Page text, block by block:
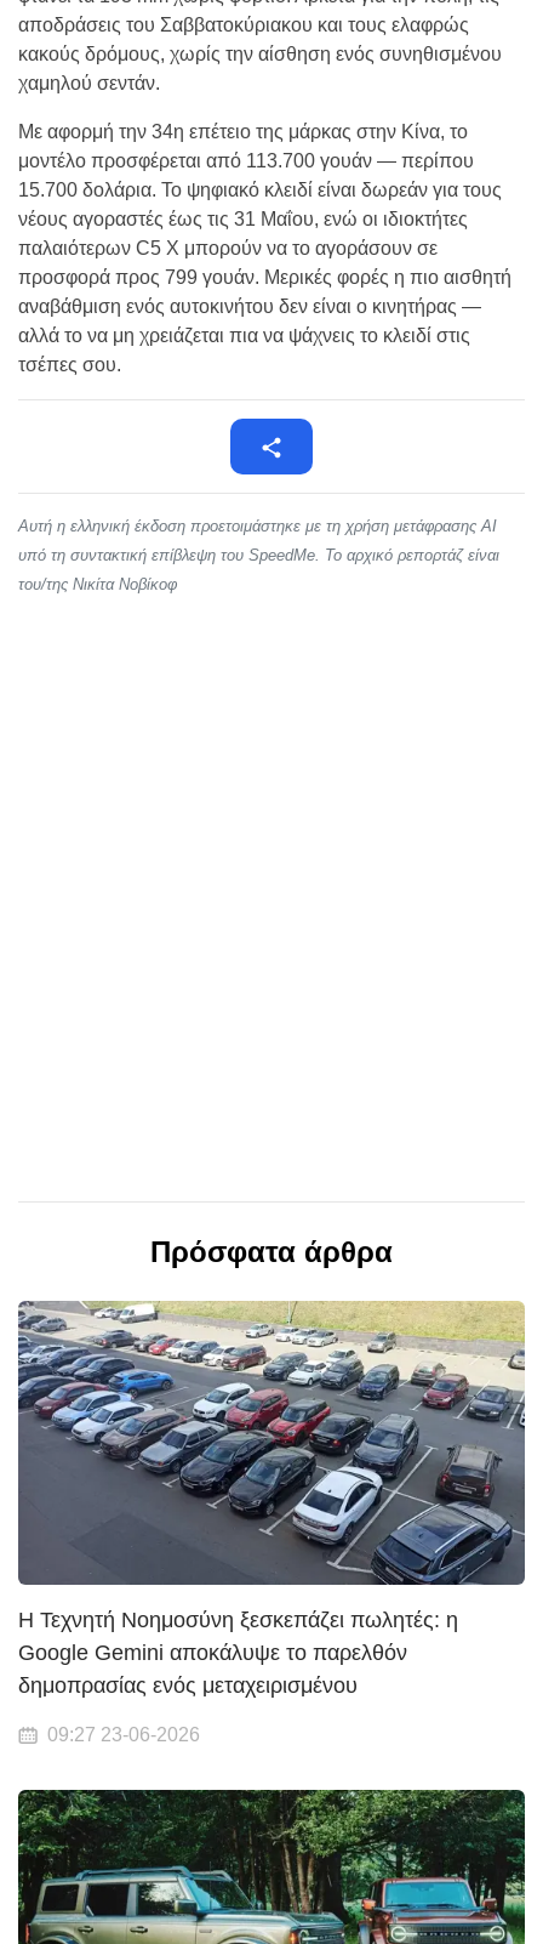
αποδράσεις του Σαββατοκύριακου και τους ελαφρώς
κακούς δρόμους, χωρίς την αίσθηση ενός συνηθισμένου
χαμηλού σεντάν.
Με αφορμή την 34η επέτειο της μάρκας στην Κίνα, το
μοντέλο προσφέρεται από 113.700 γουάν — περίπου
15.700 δολάρια. Το ψηφιακό κλειδί είναι δωρεάν για τους
νέους αγοραστές έως τις 31 Μαΐου, ενώ οι ιδιοκτήτες
παλαιότερων C5 X μπορούν να το αγοράσουν σε
προσφορά προς 799 γουάν. Μερικές φορές η πιο αισθητή
αναβάθμιση ενός αυτοκινήτου δεν είναι ο κινητήρας —
αλλά το να μη χρειάζεται πια να ψάχνεις το κλειδί στις
τσέπες σου.
Αυτή η ελληνική έκδοση προετοιμάστηκε με τη χρήση μετάφρασης AI
υπό τη συντακτική επίβλεψη του SpeedMe. Το αρχικό ρεπορτάζ είναι
του/της Νικίτα Νοβίκοφ
Πρόσφατα άρθρα
Η Τεχνητή Νοημοσύνη ξεσκεπάζει πωλητές: η
Google Gemini αποκάλυψε το παρελθόν
δημοπρασίας ενός μεταχειρισμένου
09:27 23-06-2026